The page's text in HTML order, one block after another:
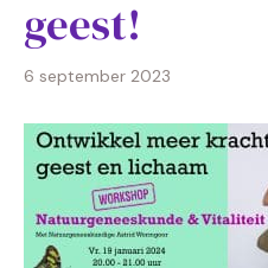
geest!
6 september 2023